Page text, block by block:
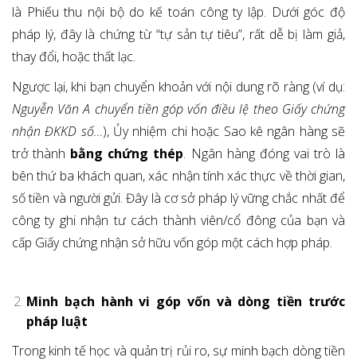
là Phiếu thu nội bộ do kế toán công ty lập. Dưới góc độ
pháp lý, đây là chứng từ “tự sản tự tiêu”, rất dễ bị làm giả,
thay đổi, hoặc thất lạc.
Ngược lại, khi bạn chuyển khoản với nội dung rõ ràng (ví dụ:
Nguyễn Văn A chuyển tiền góp vốn điều lệ theo Giấy chứng
nhận ĐKKD số…), Ủy nhiệm chi hoặc Sao kê ngân hàng sẽ
trở thành bằng chứng thép. Ngân hàng đóng vai trò là
bên thứ ba khách quan, xác nhận tính xác thực về thời gian,
số tiền và người gửi. Đây là cơ sở pháp lý vững chắc nhất để
công ty ghi nhận tư cách thành viên/cổ đông của bạn và
cấp Giấy chứng nhận sở hữu vốn góp một cách hợp pháp.
Minh bạch hành vi góp vốn và dòng tiền trước
pháp luật
Trong kinh tế học và quản trị rủi ro, sự minh bạch dòng tiền